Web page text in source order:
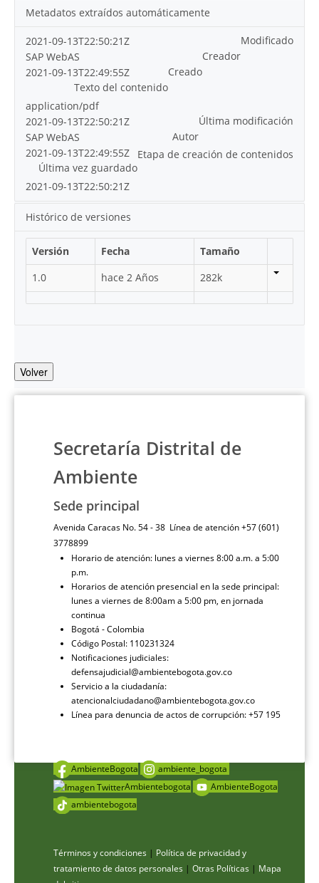
Metadatos extraídos automáticamente
Modificado
2021-09-13T22:50:21Z
Creador
SAP WebAS
Creado
2021-09-13T22:49:55Z
Texto del contenido
application/pdf
Última modificación
2021-09-13T22:50:21Z
Autor
SAP WebAS
Etapa de creación de contenidos
2021-09-13T22:49:55Z
Última vez guardado
2021-09-13T22:50:21Z
Histórico de versiones
Versión Fecha
Tamaño
1.0
hace 2 Años 282k
Volver
Secretaría Distrital de
Ambiente
Sede principal
Avenida Caracas No. 54 - 38 Línea de atención +57 (601)
3778899
Horario de atención: lunes a viernes 8:00 a.m. a 5:00
p.m.
Horarios de atención presencial en la sede principal:
lunes a viernes de 8:00am a 5:00 pm, en jornada
continua
Bogotá - Colombia
Código Postal: 110231324
Notificaciones judiciales:
defensajudicial@ambientebogota.gov.co
Servicio a la ciudadanía:
atencionalciudadano@ambientebogota.gov.co
Línea para denuncia de actos de corrupción: +57 195
AmbienteBogota
ambiente_bogota
Ambientebogota
AmbienteBogota
ambientebogota
Términos y condiciones | Política de privacidad y
tratamiento de datos personales | Otras Políticas | Mapa